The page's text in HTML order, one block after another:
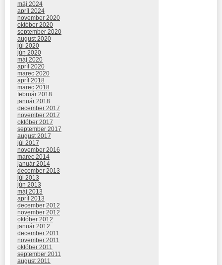
máj 2024
apríl 2024
november 2020
október 2020
september 2020
august 2020
júl 2020
jún 2020
máj 2020
apríl 2020
marec 2020
apríl 2018
marec 2018
február 2018
január 2018
december 2017
november 2017
október 2017
september 2017
august 2017
júl 2017
november 2016
marec 2014
január 2014
december 2013
júl 2013
jún 2013
máj 2013
apríl 2013
december 2012
november 2012
október 2012
január 2012
december 2011
november 2011
október 2011
september 2011
august 2011